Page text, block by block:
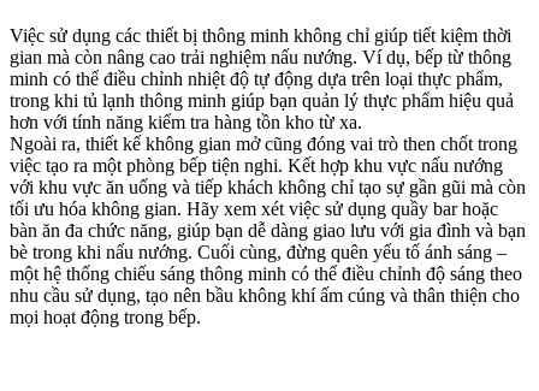
Việc sử dụng các thiết bị thông minh không chỉ giúp tiết kiệm thời
gian mà còn nâng cao trải nghiệm nấu nướng. Ví dụ, bếp từ thông
minh có thể điều chỉnh nhiệt độ tự động dựa trên loại thực phẩm,
trong khi tủ lạnh thông minh giúp bạn quản lý thực phẩm hiệu quả
hơn với tính năng kiểm tra hàng tồn kho từ xa.
Ngoài ra, thiết kế không gian mở cũng đóng vai trò then chốt trong
việc tạo ra một phòng bếp tiện nghi. Kết hợp khu vực nấu nướng
với khu vực ăn uống và tiếp khách không chỉ tạo sự gần gũi mà còn
tối ưu hóa không gian. Hãy xem xét việc sử dụng quầy bar hoặc
bàn ăn đa chức năng, giúp bạn dễ dàng giao lưu với gia đình và bạn
bè trong khi nấu nướng. Cuối cùng, đừng quên yếu tố ánh sáng –
một hệ thống chiếu sáng thông minh có thể điều chỉnh độ sáng theo
nhu cầu sử dụng, tạo nên bầu không khí ấm cúng và thân thiện cho
mọi hoạt động trong bếp.